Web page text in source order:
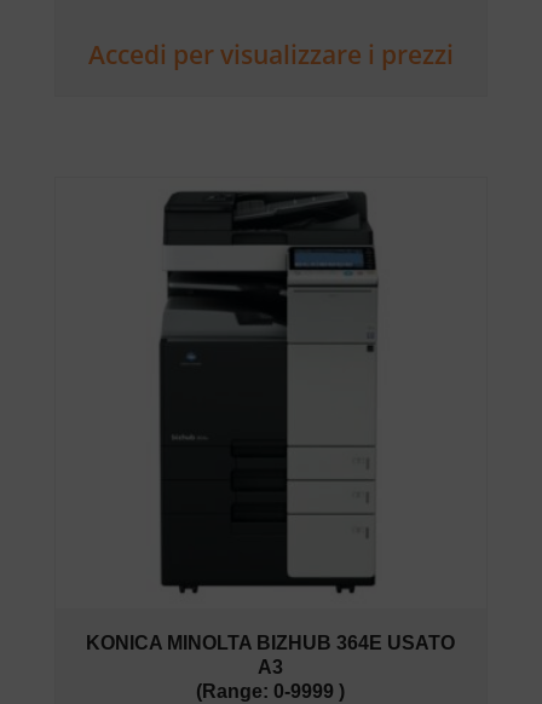
Accedi per visualizzare i prezzi
KONICA MINOLTA BIZHUB 364E USATO
A3
(Range: 0-9999 )